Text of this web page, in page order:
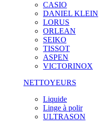
CASIO
DANIEL KLEIN
LORUS
ORLEAN
SEIKO
TISSOT
ASPEN
VICTORINOX
NETTOYEURS
Liquide
Linge à polir
ULTRASON